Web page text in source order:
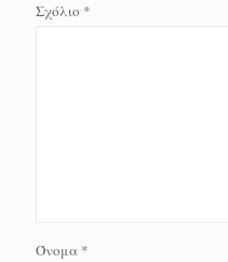
Σχόλιο *
Όνομα *